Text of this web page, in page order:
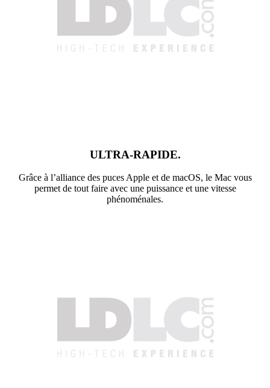
ULTRA‑RAPIDE.
Grâce à l’alliance des puces Apple et de macOS, le Mac vous
permet de tout faire avec une puissance et une vitesse
phénoménales.